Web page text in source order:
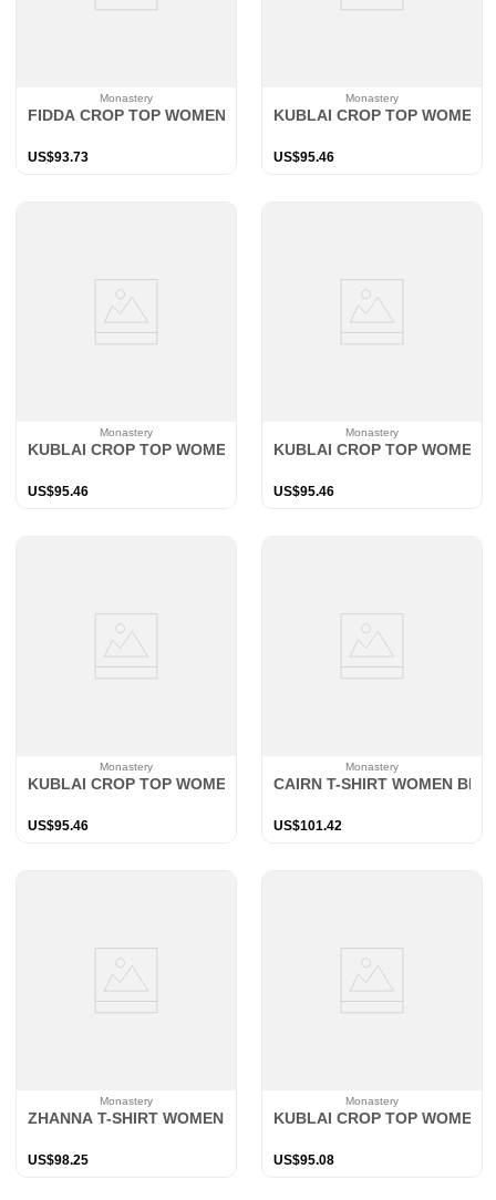
Monastery
FIDDA CROP TOP WOMEN WHITE
US$93.73
Monastery
KUBLAI CROP TOP WOMEN
US$95.46
Monastery
KUBLAI CROP TOP WOMEN BLACK
US$95.46
Monastery
KUBLAI CROP TOP WOMEN
US$95.46
Monastery
KUBLAI CROP TOP WOMEN BLACK
US$95.46
Monastery
CAIRN T-SHIRT WOMEN
US$101.42
Monastery
ZHANNA T-SHIRT WOMEN BLACK
US$98.25
Monastery
KUBLAI CROP TOP WOMEN
US$95.08